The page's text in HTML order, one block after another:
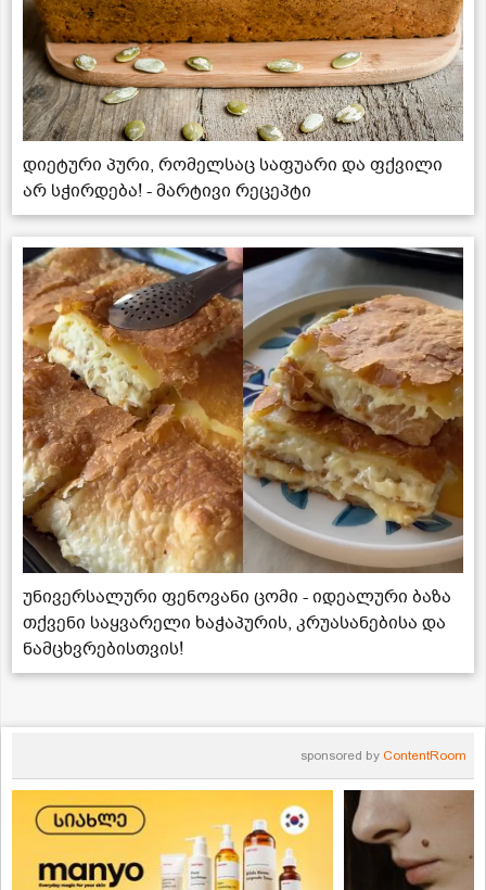
დიეტური პური, რომელსაც საფუარი და ფქვილი
არ სჭირდება! - მარტივი რეცეპტი
უნივერსალური ფენოვანი ცომი - იდეალური ბაზა
თქვენი საყვარელი ხაჭაპურის, კრუასანებისა და
ნამცხვრებისთვის!
sponsored by ContentRoom